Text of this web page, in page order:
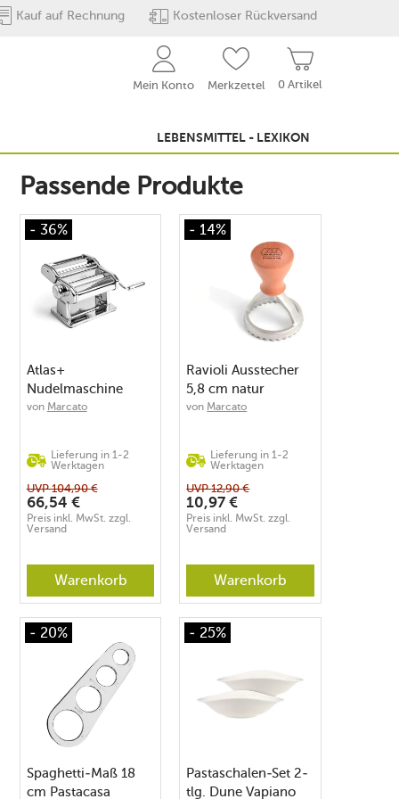
Kauf auf Rechnung Kostenloser Rückversand
0 Artikel
Mein Konto Merkzettel
LEBENSMITTEL - LEXIKON
Passende Produkte
- 36%
Atlas+
Nudelmaschine
21x20x16 cm
von Marcato
Lieferung in 1-2
Werktagen
UVP104,90 €
66,54 €
Preis inkl. MwSt. zzgl.
Versand
Warenkorb
- 14%
Ravioli Ausstecher
5,8 cm natur
von Marcato
Lieferung in 1-2
Werktagen
UVP12,90 €
10,97 €
Preis inkl. MwSt. zzgl.
Versand
Warenkorb
- 20%
Spaghetti-Maß 18
cm Pastacasa
- 25%
Pastaschalen-Set 2-
tlg. Dune Vapiano